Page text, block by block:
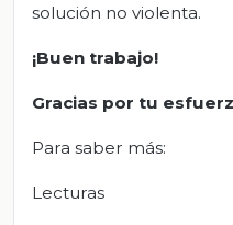
solución no violenta.
¡Buen trabajo!
Gracias por tu
Para saber más:
Lecturas